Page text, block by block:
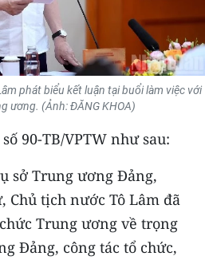
- MỖI XÃ
phát biểu kết luận tại buổi làm việc với
ương. (Ảnh: ĐĂNG KHOA)
90-TB/VPTW như sau:
sở Trung ương Đảng,
Chủ tịch nước Tô Lâm đã
Trung ương về trọng
Đảng, công tác tổ chức,